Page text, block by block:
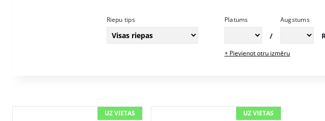
Riepu tips Platums
/
Augstums
+ Pievienot otru izmēru
UZ VIETAS UZ VIETAS